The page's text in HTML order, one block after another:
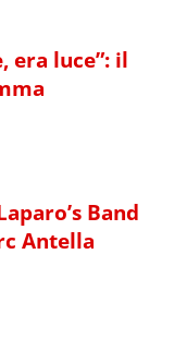
era luce”: il
Band
Antella